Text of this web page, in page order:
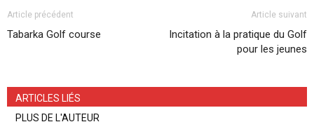
Article précédent
Tabarka Golf course
Article suivant
Incitation à la pratique du Golf
pour les jeunes
ARTICLES LIÉS
PLUS DE L'AUTEUR